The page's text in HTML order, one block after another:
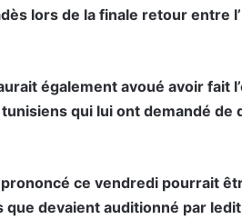
lors de la finale retour entre
également avoué avoir fait
qui lui ont demandé de
ce vendredi pourrait
devaient auditionné par